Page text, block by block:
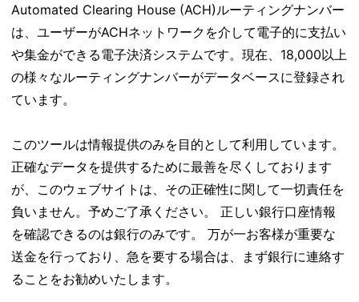
Automated Clearing House (ACH)ルーティングナンバー
は、ユーザーがACHネットワークを介して電子的に支払い
や集金ができる電子決済システムです。現在、18,000以上
の様々なルーティングナンバーがデータベースに登録され
ています。
このツールは情報提供のみを目的として利用しています。
正確なデータを提供するために最善を尽くしております
が、このウェブサイトは、その正確性に関して一切責任を
負いません。予めご了承ください。 正しい銀行口座情報
を確認できるのは銀行のみです。 万が一お客様が重要な
送金を行っており、急を要する場合は、まず銀行に連絡す
ることをお勧めいたします。